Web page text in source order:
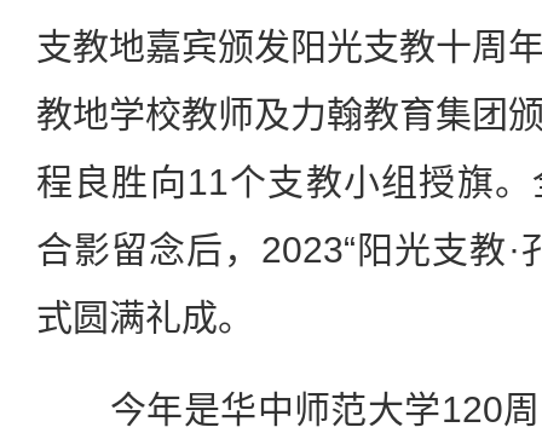
支教地嘉宾颁发阳光支教十周
教地学校教师及力翰教育集团
程良胜向11个支教小组授旗
合影留念后，2023“阳光支教·
式圆满礼成。
今年是华中师范大学120周